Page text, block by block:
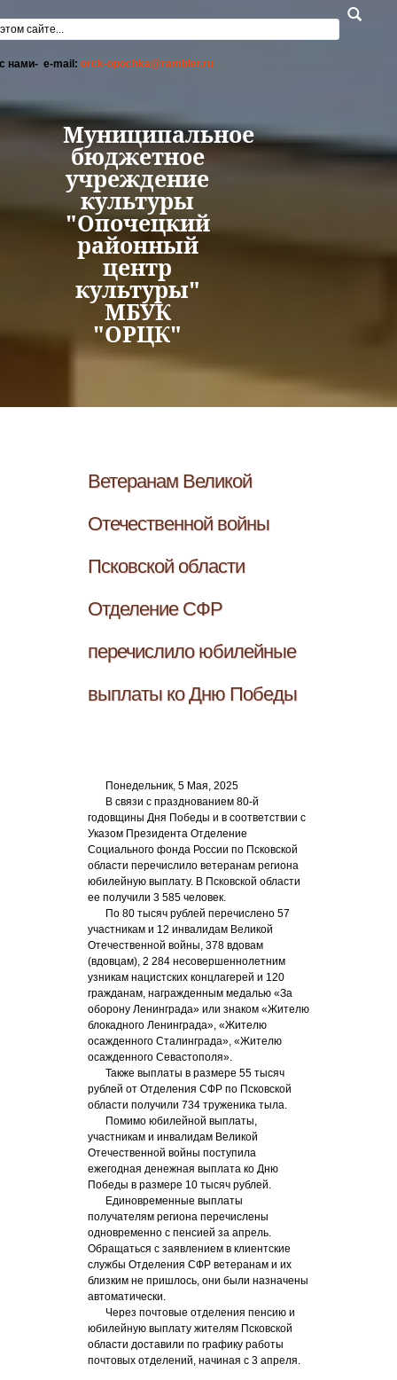
поиска
нами- e-mail: orck-opochka@rambler.ru
Муниципальное
бюджетное
учреждение
культуры
"Опочецкий
районный
центр
культуры"
МБУК
"ОРЦК"
Ветеранам Великой
Отечественной войны
Псковской области
Отделение СФР
перечислило юбилейные
выплаты ко Дню Победы
Понедельник, 5 Мая, 2025
В связи с празднованием 80-й
годовщины Дня Победы и в соответствии с
Указом Президента Отделение
Социального фонда России по Псковской
области перечислило ветеранам региона
юбилейную выплату. В Псковской области
ее получили 3 585 человек.
По 80 тысяч рублей перечислено 57
участникам и 12 инвалидам Великой
Отечественной войны, 378 вдовам
(вдовцам), 2 284 несовершеннолетним
узникам нацистских концлагерей и 120
гражданам, награжденным медалью «За
оборону Ленинграда» или знаком «Жителю
блокадного Ленинграда», «Жителю
осажденного Сталинграда», «Жителю
осажденного Севастополя».
Также выплаты в размере 55 тысяч
рублей от Отделения СФР по Псковской
области получили 734 труженика тыла.
Помимо юбилейной выплаты,
участникам и инвалидам Великой
Отечественной войны поступила
ежегодная денежная выплата ко Дню
Победы в размере 10 тысяч рублей.
Единовременные выплаты
получателям региона перечислены
одновременно с пенсией за апрель.
Обращаться с заявлением в клиентские
службы Отделения СФР ветеранам и их
близким не пришлось, они были назначены
автоматически.
Через почтовые отделения пенсию и
юбилейную выплату жителям Псковской
области доставили по графику работы
почтовых отделений, начиная с 3 апреля.